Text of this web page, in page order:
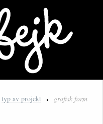
typ av projekt grafisk form